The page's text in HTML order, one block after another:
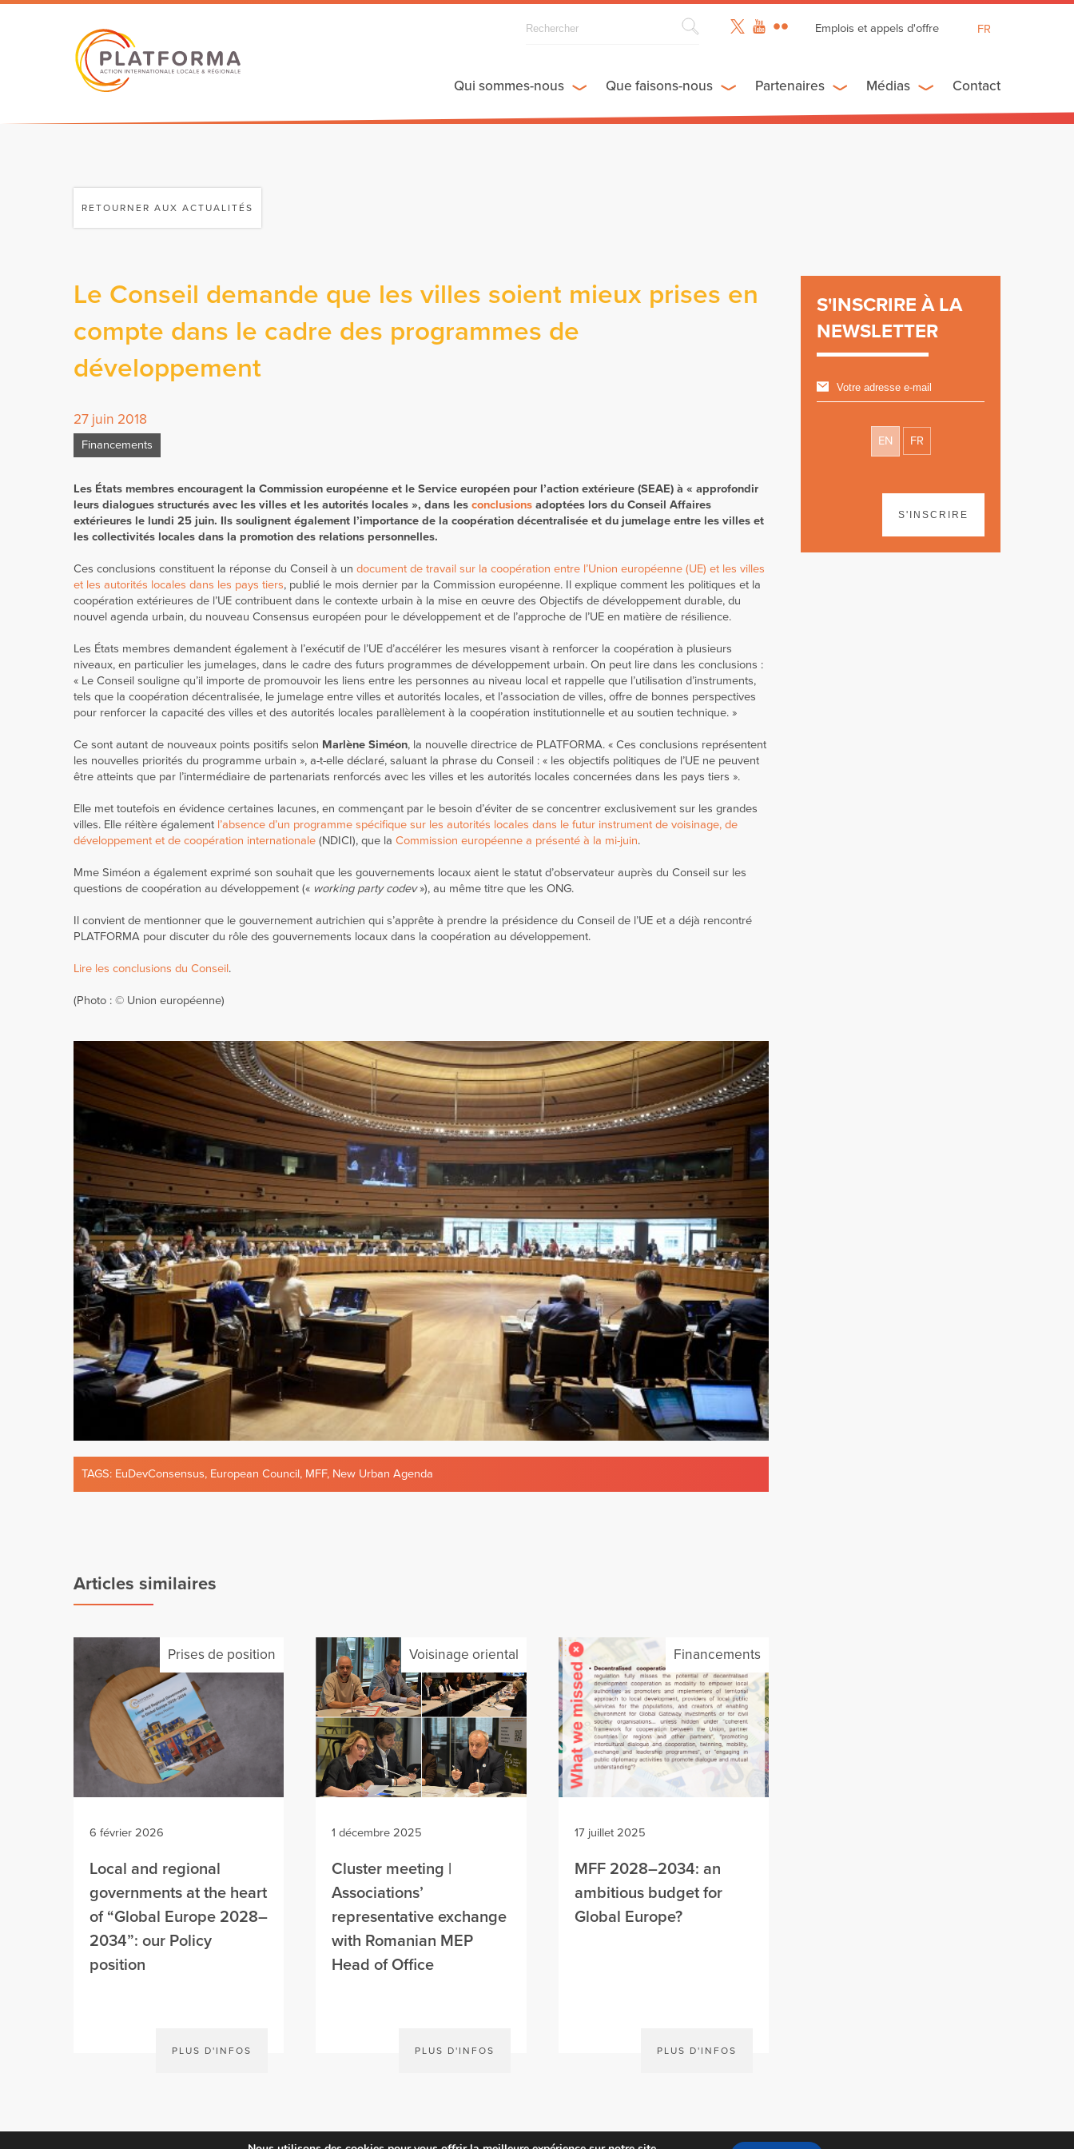
Emplois et appels d'offre
FR
ES
Qui sommes-nous Que faisons-nous Partenaires Médias Contact
RETOURNER AUX ACTUALITÉS
Le Conseil demande que les villes soient mieux prises en
compte dans le cadre des programmes de
développement
27 juin 2018
Financements
Les États membres encouragent la Commission européenne et le Service européen pour l’action extérieure (SEAE) à « approfondir
leurs dialogues structurés avec les villes et les autorités locales », dans les conclusions adoptées lors du Conseil Affaires
extérieures le lundi 25 juin. Ils soulignent également l’importance de la coopération décentralisée et du jumelage entre les villes et
les collectivités locales dans la promotion des relations personnelles.
Ces conclusions constituent la réponse du Conseil à un document de travail sur la coopération entre l’Union européenne (UE) et les villes
et les autorités locales dans les pays tiers, publié le mois dernier par la Commission européenne. Il explique comment les politiques et la
coopération extérieures de l’UE contribuent dans le contexte urbain à la mise en œuvre des Objectifs de développement durable, du
nouvel agenda urbain, du nouveau Consensus européen pour le développement et de l’approche de l’UE en matière de résilience.
Les États membres demandent également à l’exécutif de l’UE d’accélérer les mesures visant à renforcer la coopération à plusieurs
niveaux, en particulier les jumelages, dans le cadre des futurs programmes de développement urbain. On peut lire dans les conclusions :
« Le Conseil souligne qu’il importe de promouvoir les liens entre les personnes au niveau local et rappelle que l’utilisation d’instruments,
tels que la coopération décentralisée, le jumelage entre villes et autorités locales, et l’association de villes, offre de bonnes perspectives
pour renforcer la capacité des villes et des autorités locales parallèlement à la coopération institutionnelle et au soutien technique. »
Ce sont autant de nouveaux points positifs selon Marlène Siméon, la nouvelle directrice de PLATFORMA. « Ces conclusions représentent
les nouvelles priorités du programme urbain », a-t-elle déclaré, saluant la phrase du Conseil : « les objectifs politiques de l’UE ne peuvent
être atteints que par l’intermédiaire de partenariats renforcés avec les villes et les autorités locales concernées dans les pays tiers ».
Elle met toutefois en évidence certaines lacunes, en commençant par le besoin d’éviter de se concentrer exclusivement sur les grandes
villes. Elle réitère également l’absence d’un programme spécifique sur les autorités locales dans le futur instrument de voisinage, de
développement et de coopération internationale (NDICI), que la Commission européenne a présenté à la mi-juin.
Mme Siméon a également exprimé son souhait que les gouvernements locaux aient le statut d’observateur auprès du Conseil sur les
questions de coopération au développement (« working party codev»), au même titre que les ONG.
Il convient de mentionner que le gouvernement autrichien qui s’apprête à prendre la présidence du Conseil de l’UE et a déjà rencontré
PLATFORMA pour discuter du rôle des gouvernements locaux dans la coopération au développement.
Lire les conclusions du Conseil.
(Photo : © Union européenne)
TAGS: EuDevConsensus, European Council, MFF, New Urban Agenda
Articles similaires
Prises de position
6 février 2026
Local and regional
governments at the heart
of “Global Europe 2028–
2034”: our Policy
position
PLUS D'INFOS
Voisinage oriental
1 décembre 2025
Cluster meeting |
Associations’
representative exchange
with Romanian MEP
Head of Office
PLUS D'INFOS
Financements
17 juillet 2025
MFF 2028–2034: an
ambitious budget for
Global Europe?
PLUS D'INFOS
S'INSCRIRE À LA
NEWSLETTER
EN FR
S'INSCRIRE